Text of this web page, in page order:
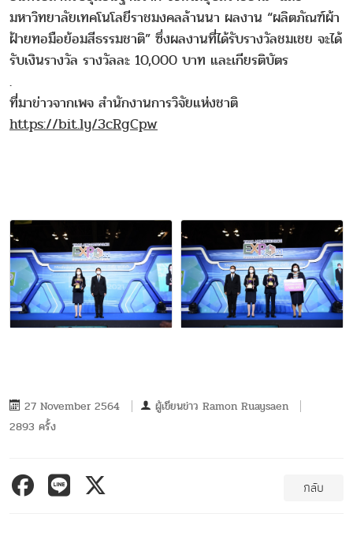
มหาวิทยาลัยเทคโนโลยีราชมงคลล้านนา ผลงาน “ผลิตภัณฑ์ผ้า
ฝ้ายทอมือย้อมสีธรรมชาติ” ซึ่งผลงานที่ได้รับรางวัลชมเชย จะได้
รับเงินรางวัล รางวัลละ 10,000 บาท และเกียรติบัตร
.
ที่มาข่าวจากเพจ สำนักงานการวิจัยแห่งชาติ
https://bit.ly/3cRgCpw
27 November 2564 ผู้เขียนข่าว Ramon Ruaysaen
2893 ครั้ง
กลับ